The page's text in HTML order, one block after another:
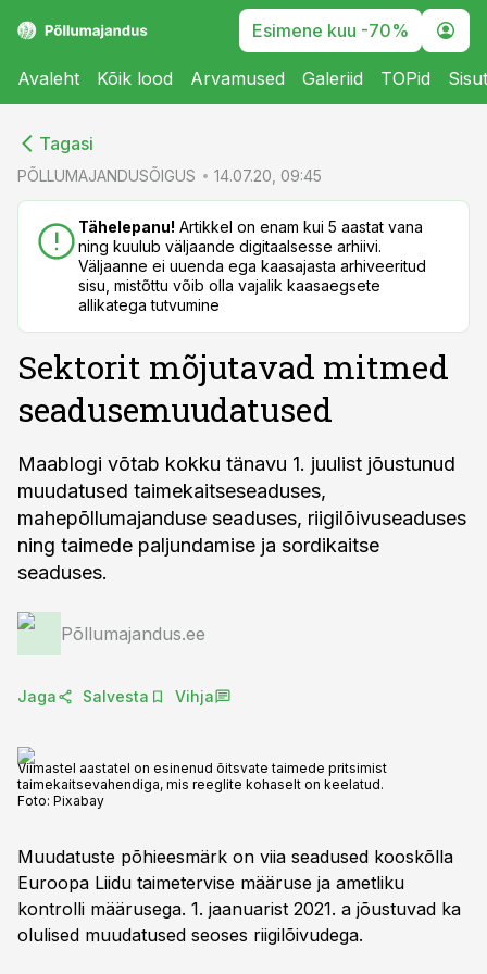
Esimene kuu -70%
Avaleht Kõik lood Arvamused Galeriid TOPid
Tagasi
PÕLLUMAJANDUSÕIGUS 14.07.20, 09:45
Tähelepanu! Artikkel on enam kui 5 aastat vana
ning kuulub väljaande digitaalsesse arhiivi.
Väljaanne ei uuenda ega kaasajasta arhiveeritud
sisu, mistõttu võib olla vajalik kaasaegsete
allikatega tutvumine
Sektorit mõjutavad mitmed
seadusemuudatused
Maablogi võtab kokku tänavu 1. juulist jõustunud
muudatused taimekaitseseaduses,
mahepõllumajanduse seaduses, riigilõivuseaduses
ning taimede paljundamise ja sordikaitse
seaduses.
Põllumajandus.ee
Jaga Salvesta Vihja
Viimastel aastatel on esinenud õitsvate taimede pritsimist
taimekaitsevahendiga, mis reeglite kohaselt on keelatud.
Foto: Pixabay
Muudatuste põhieesmärk on viia seadused kooskõlla
Euroopa Liidu taimetervise määruse ja ametliku
kontrolli määrusega. 1. jaanuarist 2021. a jõustuvad ka
olulised muudatused seoses riigilõivudega.